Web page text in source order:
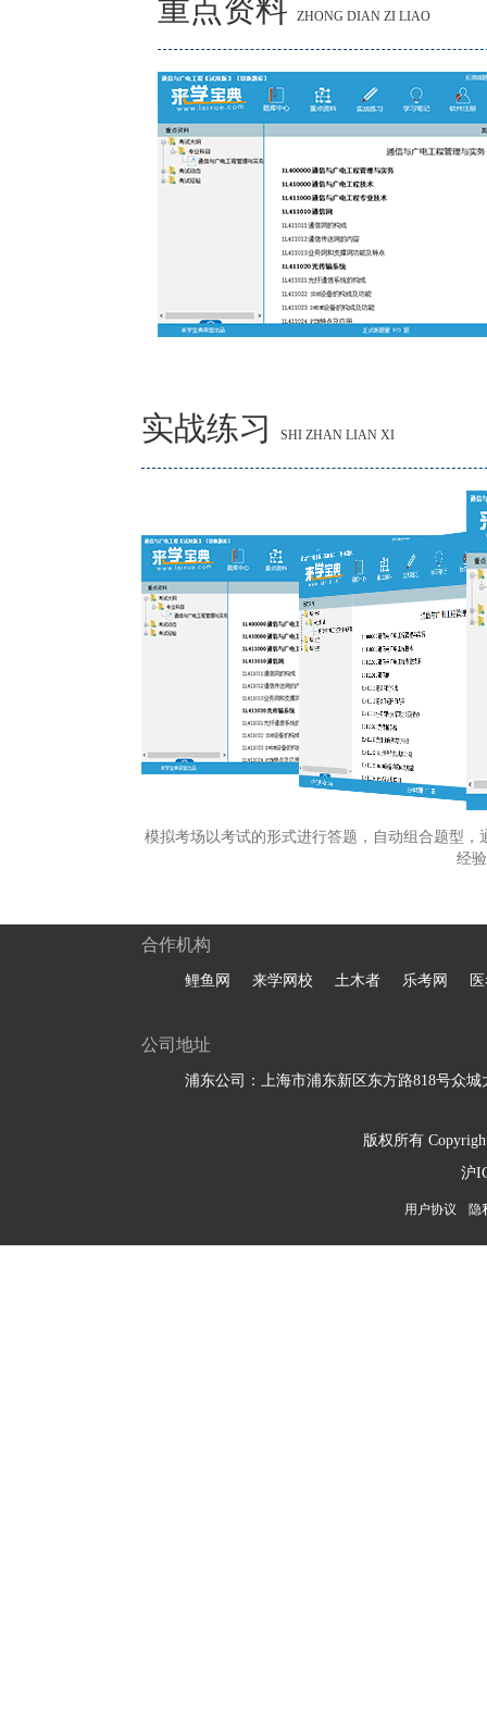
重点资料 ZHONG DIAN ZI LIAO
实战练习 SHI ZHAN LIAN XI
模拟考场以考试的形式进行答题，自动组合题型
经
合作机构
鲤鱼网 来学网校 土木者 乐考网
公司地址
浦东公司：上海市浦东新区东方路818号众城
版权所有
沪
用户协议 隐